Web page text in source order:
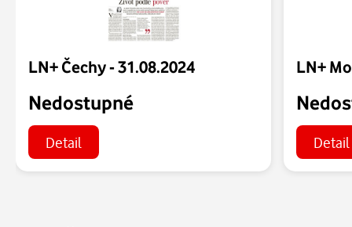
LN+ Čechy - 31.08.2024
Nedostupné
Detail
LN+
Detail